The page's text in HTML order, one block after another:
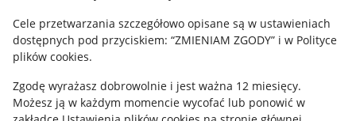
Cele przetwarzania szczegółowo opisane są w ustawieniach
dostępnych pod przyciskiem: “ZMIENIAM ZGODY” i w Polityce
plików cookies.
Zgodę wyrażasz dobrowolnie i jest ważna 12 miesięcy.
Możesz ją w każdym momencie wycofać lub ponowić w
Informacje dla Aktu o Usługach Cyfrowych
Pobierz aplikację